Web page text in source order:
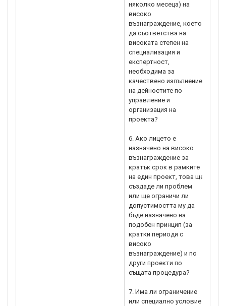
няколко месеца) на
високо
възнаграждение, което
да съответства на
високата степен на
специализация и
експертност,
необходима за
качествено изпълнение
на дейностите по
управление и
организация на
проекта?
6. Ако лицето е
назначено на високо
възнаграждение за
кратък срок в рамките
на един проект, това ще
създаде ли проблем
или ще ограничи ли
допустимостта му да
бъде назначено на
подобен принцип (за
кратки периоди с
високо
възнаграждение) и по
други проекти по
същата процедура?
7. Има ли ограничение
или специално условие